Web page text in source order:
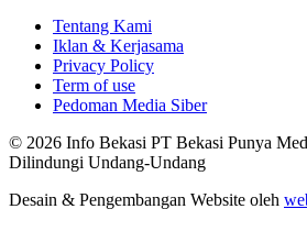
Tentang Kami
Iklan & Kerjasama
Privacy Policy
Term of use
Pedoman Media Siber
© 2026 Info Bekasi PT Bekasi Punya
Dilindungi Undang-Undang
Desain & Pengembangan Website oleh